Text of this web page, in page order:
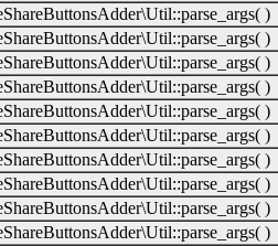
)
)
)
)
)
)
)
)
)
)